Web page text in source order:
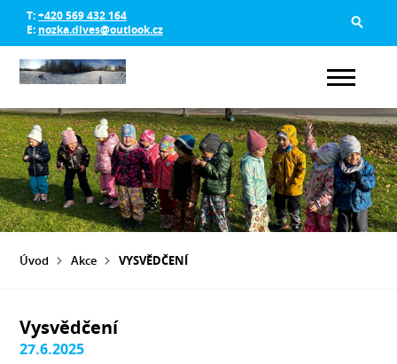
T:+420 569 432 164
E: nozka.dlves@outlook.cz
Úvod Akce VYSVĚDČENÍ
Vysvědčení
27.6.2025